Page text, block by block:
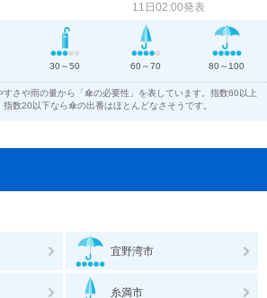
11日02:00発表
30～50 60～70 80～100
さや雨の量から「傘の必要性」を表しています。指数60以上
数20以下なら傘の出番はほとんどなさそうです。
宜野湾市
糸満市